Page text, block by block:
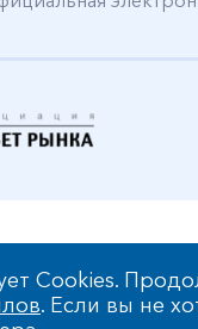
Cookies.
. Если вы не